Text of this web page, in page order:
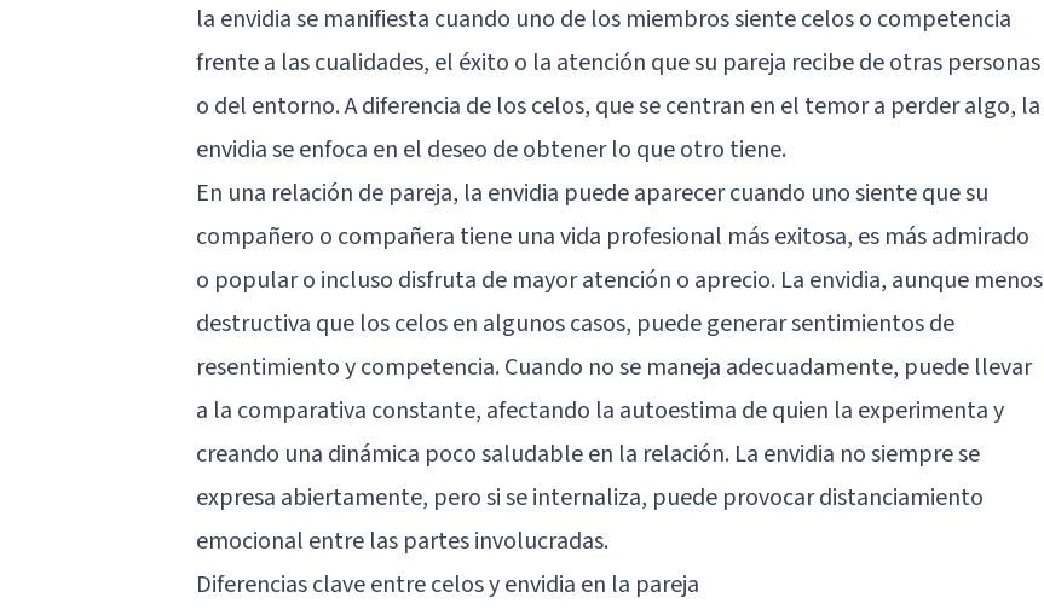
la envidia se manifiesta cuando uno de los miembros siente celos o competencia
frente a las cualidades, el éxito o la atención que su pareja recibe de otras personas
o del entorno. A diferencia de los celos, que se centran en el temor a perder algo, la
envidia se enfoca en el deseo de obtener lo que otro tiene.
En una relación de pareja, la envidia puede aparecer cuando uno siente que su
compañero o compañera tiene una vida profesional más exitosa, es más admirado
o popular o incluso disfruta de mayor atención o aprecio. La envidia, aunque menos
destructiva que los celos en algunos casos, puede generar sentimientos de
resentimiento y competencia. Cuando no se maneja adecuadamente, puede llevar
a la comparativa constante, afectando la autoestima de quien la experimenta y
creando una dinámica poco saludable en la relación. La envidia no siempre se
expresa abiertamente, pero si se internaliza, puede provocar distanciamiento
emocional entre las partes involucradas.
Diferencias clave entre celos y envidia en la pareja